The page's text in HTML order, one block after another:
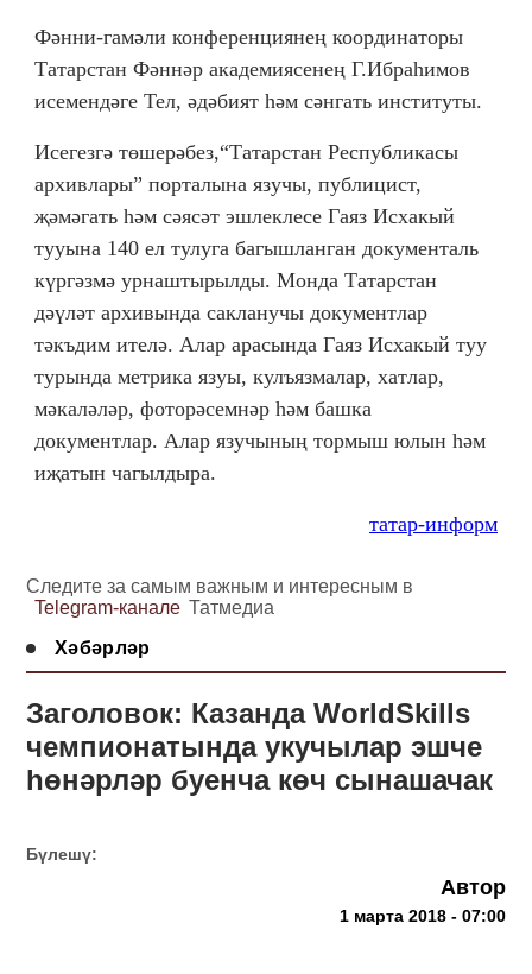
Фәнни-гамәли конференциянең координаторы
Татарстан Фәннәр академиясенең Г.Ибраһимов
исемендәге Тел, әдәбият һәм сәнгать институты.
Исегезгә төшерәбез,“Татарстан Республикасы
архивлары” порталына язучы, публицист,
җәмәгать һәм сәясәт эшлеклесе Гаяз Исхакый
тууына 140 ел тулуга багышланган документаль
күргәзмә урнаштырылды. Монда Татарстан
дәүләт архивында сакланучы документлар
тәкъдим ителә. Алар арасында Гаяз Исхакый туу
турында метрика язуы, кулъязмалар, хатлар,
мәкаләләр, фоторәсемнәр һәм башка
документлар. Алар язучының тормыш юлын һәм
иҗатын чагылдыра.
татар-информ
Следите за самым важным и интересным в
Telegram-канале Татмедиа
Хәбәрләр
Заголовок: Казанда WorldSkills
чемпионатында укучылар эшче
һөнәрләр буенча көч сынашачак
Бүлешү:
Автор
1 марта 2018 - 07:00